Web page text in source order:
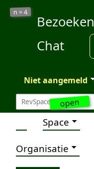
open
n =4
Bezoeken
Chat
Niet aangemeld
Space
Organisatie